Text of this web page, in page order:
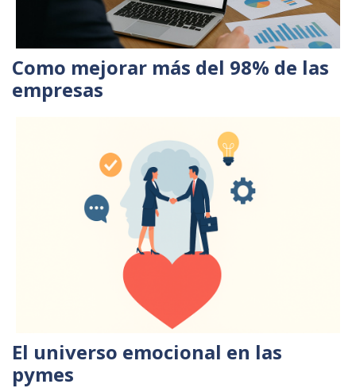
Como mejorar más del 98% de las
empresas
El universo emocional en las
pymes